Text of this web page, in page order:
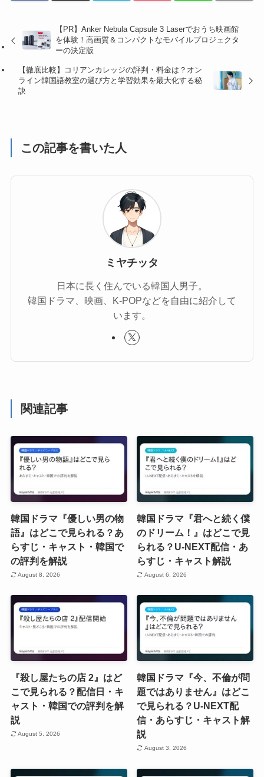
【PR】Anker Nebula Capsule 3 Laserでおうち映画館
を体験！高画質＆コンパクトなモバイルプロジェクタ
ーの決定版
【徹底比較】コリアンカレッジの評判・料金は？オン
ライン韓国語教室の選び方と学習効果を最大化する秘
訣
この記事を書いた人
ミヤチッタ
日本に長く住んでいる韓国人男子。
韓国ドラマ、映画、K-POPなどを自由に紹介して
います。
関連記事
韓国ドラマ『優しい男の物
語』はどこで見られる？あ
らすじ・キャスト・韓国で
の評判を解説
August 8, 2026
韓国ドラマ『君へと続く僕
のドリーム！』はどこで見
られる？U-NEXT配信・あ
らすじ・キャスト解説
August 6, 2026
『殺し屋たちの店 2』はど
こで見られる？配信日・キ
ャスト・韓国での評判を解
説
August 5, 2026
韓国ドラマ『今、不倫が問
題ではありません』はどこ
で見られる？U-NEXT配
信・あらすじ・キャスト解
説
August 3, 2026